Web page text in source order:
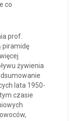
co
prof.
piramidę
żywienia
lata 1950-
czasie